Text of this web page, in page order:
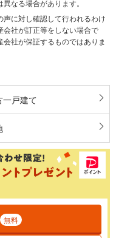
なる場合があります。
に対し確認して行われるわけ
社が訂正等をしない場合で
社が保証するものではありま
一戸建て
無料